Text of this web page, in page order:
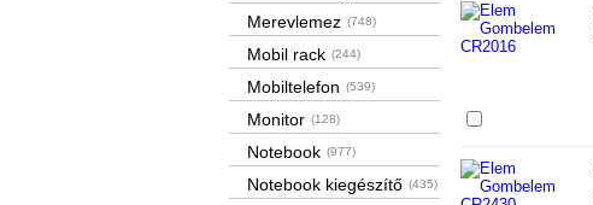
Merevlemez (748)
Mobil rack (244)
Mobiltelefon (539)
Monitor (128)
Notebook (977)
Notebook kiegészítő (435)